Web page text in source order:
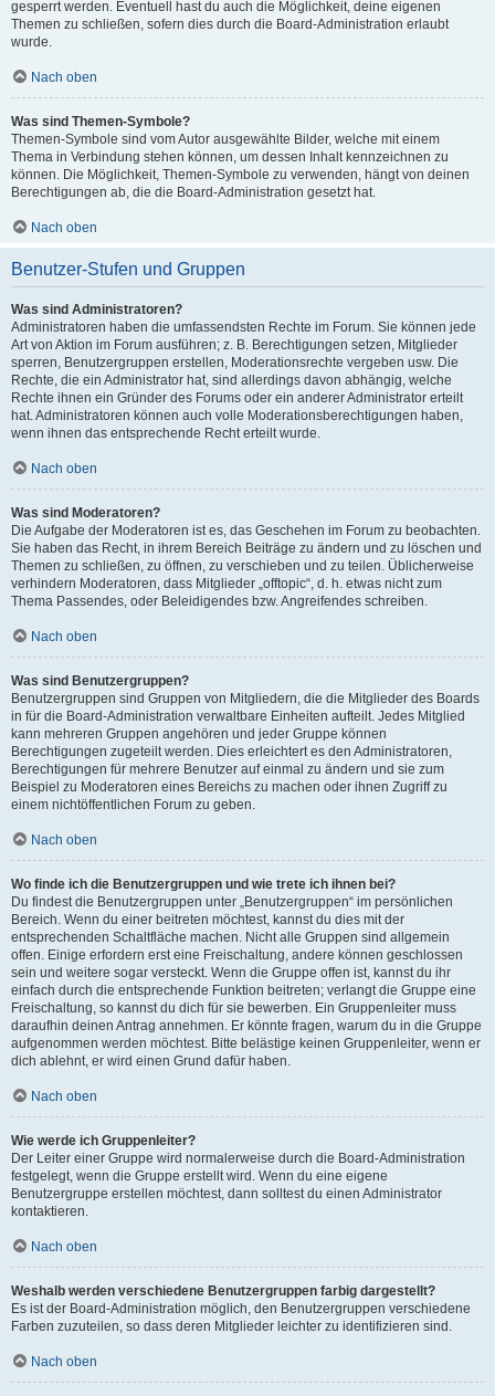
gesperrt werden. Eventuell hast du auch die Möglichkeit, deine eigenen
Themen zu schließen, sofern dies durch die Board-Administration erlaubt
wurde.
Nach oben
Was sind Themen-Symbole?
Themen-Symbole sind vom Autor ausgewählte Bilder, welche mit einem
Thema in Verbindung stehen können, um dessen Inhalt kennzeichnen zu
können. Die Möglichkeit, Themen-Symbole zu verwenden, hängt von deinen
Berechtigungen ab, die die Board-Administration gesetzt hat.
Nach oben
Benutzer-Stufen und Gruppen
Was sind Administratoren?
Administratoren haben die umfassendsten Rechte im Forum. Sie können jede
Art von Aktion im Forum ausführen; z. B. Berechtigungen setzen, Mitglieder
sperren, Benutzergruppen erstellen, Moderationsrechte vergeben usw. Die
Rechte, die ein Administrator hat, sind allerdings davon abhängig, welche
Rechte ihnen ein Gründer des Forums oder ein anderer Administrator erteilt
hat. Administratoren können auch volle Moderationsberechtigungen haben,
wenn ihnen das entsprechende Recht erteilt wurde.
Nach oben
Was sind Moderatoren?
Die Aufgabe der Moderatoren ist es, das Geschehen im Forum zu beobachten.
Sie haben das Recht, in ihrem Bereich Beiträge zu ändern und zu löschen und
Themen zu schließen, zu öffnen, zu verschieben und zu teilen. Üblicherweise
verhindern Moderatoren, dass Mitglieder „offtopic“, d. h. etwas nicht zum
Thema Passendes, oder Beleidigendes bzw. Angreifendes schreiben.
Nach oben
Was sind Benutzergruppen?
Benutzergruppen sind Gruppen von Mitgliedern, die die Mitglieder des Boards
in für die Board-Administration verwaltbare Einheiten aufteilt. Jedes Mitglied
kann mehreren Gruppen angehören und jeder Gruppe können
Berechtigungen zugeteilt werden. Dies erleichtert es den Administratoren,
Berechtigungen für mehrere Benutzer auf einmal zu ändern und sie zum
Beispiel zu Moderatoren eines Bereichs zu machen oder ihnen Zugriff zu
einem nichtöffentlichen Forum zu geben.
Nach oben
Wo finde ich die Benutzergruppen und wie trete ich ihnen bei?
Du findest die Benutzergruppen unter „Benutzergruppen“ im persönlichen
Bereich. Wenn du einer beitreten möchtest, kannst du dies mit der
entsprechenden Schaltfläche machen. Nicht alle Gruppen sind allgemein
offen. Einige erfordern erst eine Freischaltung, andere können geschlossen
sein und weitere sogar versteckt. Wenn die Gruppe offen ist, kannst du ihr
einfach durch die entsprechende Funktion beitreten; verlangt die Gruppe eine
Freischaltung, so kannst du dich für sie bewerben. Ein Gruppenleiter muss
daraufhin deinen Antrag annehmen. Er könnte fragen, warum du in die Gruppe
aufgenommen werden möchtest. Bitte belästige keinen Gruppenleiter, wenn er
dich ablehnt, er wird einen Grund dafür haben.
Nach oben
Wie werde ich Gruppenleiter?
Der Leiter einer Gruppe wird normalerweise durch die Board-Administration
festgelegt, wenn die Gruppe erstellt wird. Wenn du eine eigene
Benutzergruppe erstellen möchtest, dann solltest du einen Administrator
kontaktieren.
Nach oben
Weshalb werden verschiedene Benutzergruppen farbig dargestellt?
Es ist der Board-Administration möglich, den Benutzergruppen verschiedene
Farben zuzuteilen, so dass deren Mitglieder leichter zu identifizieren sind.
Nach oben